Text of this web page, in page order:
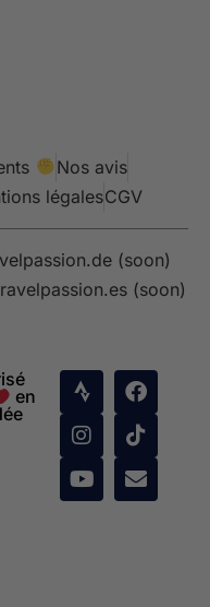
Nos avis
légalesCGV
(soon)
(soon)
en